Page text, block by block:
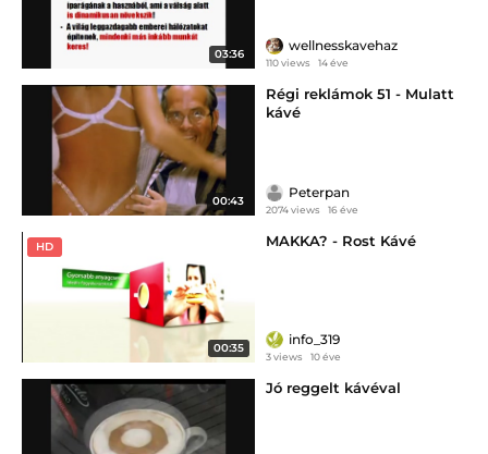
03:36
wellnesskavehaz
110 views 14 éve
00:43
Régi reklámok 51 - Mulatt
kávé
Peterpan
2074 views 16 éve
HD
00:35
MAKKA? - Rost Kávé
info_319
3 views 10 éve
Jó reggelt kávéval